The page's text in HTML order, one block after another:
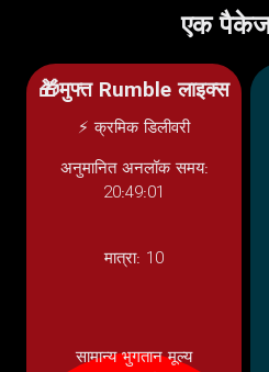
एक
🎁मुफ्त Rumble लाइक्स
⚡ क्रमिक डिलीवरी
अनुमानित अनलॉक समय:
20:49:01
मात्रा: 10
सामान्य भुगतान मूल्य